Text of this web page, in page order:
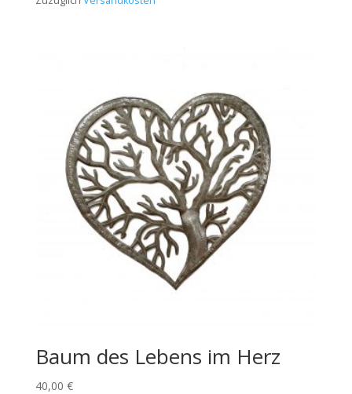
Baum des Lebens im Herz
40,00 €